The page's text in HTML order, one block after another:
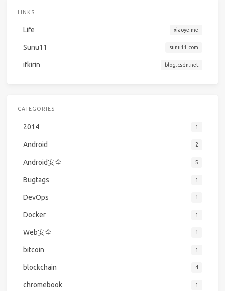
LINKS
Life xiaoye.me
Sunu11 sunu11.com
ifkirin blog.csdn.net
CATEGORIES
2014 1
Android 2
Android安全 5
Bugtags 1
DevOps 1
Docker 1
Web安全 1
bitcoin 1
blockchain 4
chromebook 1